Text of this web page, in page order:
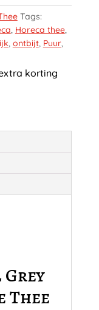
Tags:
Horeca thee,
ontbijt, Puur,
korting
Thee